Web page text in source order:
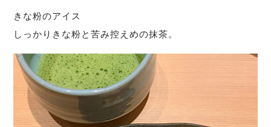
きな粉のアイス
しっかりきな粉と苦み控えめの抹茶。